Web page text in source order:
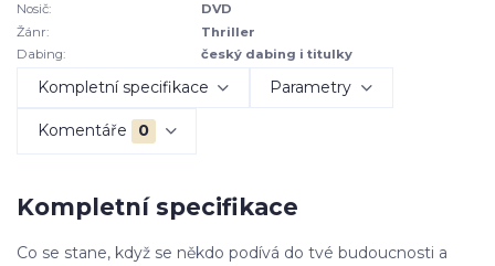
Nosič:
DVD
Žánr:
Thriller
Dabing:
český dabing i titulky
Kompletní specifikace Parametry
Komentáře 0
Kompletní specifikace
Co se stane, když se někdo podívá do tvé budoucnosti a